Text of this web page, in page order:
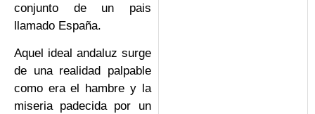
conjunto de un pais
llamado España.
Aquel ideal andaluz surge
de una realidad palpable
como era el hambre y la
miseria padecida por un